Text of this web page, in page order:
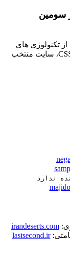
سومین
تکنولوژی های
وب، در بخش بهترین سایت از نظر استفاده از CSS، سایت منتخب
ندارد
irandeserts.com
lastsecond.ir